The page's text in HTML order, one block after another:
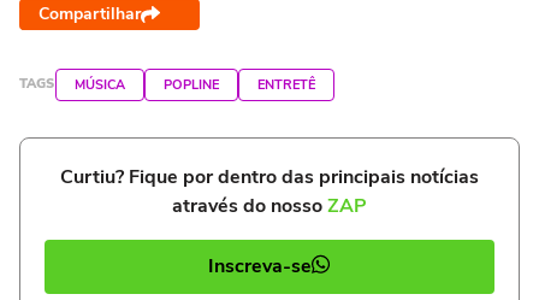
Compartilhar
TAGS MÚSICA POPLINE ENTRETÊ
Curtiu? Fique por dentro das principais notícias
através do nossoZAP
Inscreva-se